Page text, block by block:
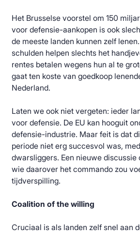
Het Brusselse voorstel om 150
voor defensie-aankopen is ook
de meeste landen kunnen zelf
schulden helpen slechts het
rentes betalen wegens hun al te
gaat ten koste van goedkoop
Nederland.
Laten we ook niet vergeten: ieder
voor defensie. De EU kan hooguit
defensie-industrie. Maar feit is dat
periode niet erg succesvol was,
dwarsliggers. Een nieuwe discussie
wie daarover het commando zou
tijdverspilling.
Coalition of the willing
Cruciaal is als landen zelf snel aan